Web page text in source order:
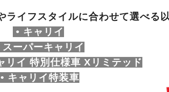
ライフスタイルに合わせて選べる
• キャリイ
スーパーキャリイ
リイ 特別仕様車 Xリミテッド
• キャリイ特装車